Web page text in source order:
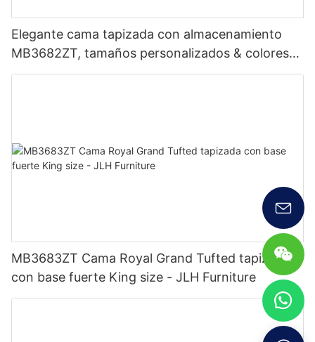
Elegante cama tapizada con almacenamiento
MB3682ZT, tamaños personalizados & colores
Precio de fábrica - Muebles JLH
MB3683ZT Cama Royal Grand Tufted tapizada
con base fuerte King size - JLH Furniture